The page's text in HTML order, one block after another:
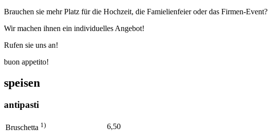
Brauchen sie mehr Platz für die Hochzeit, die Famielienfeier oder das Firmen-Event?
Wir machen ihnen ein individuelles Angebot!
Rufen sie uns an!
buon appetito!
speisen
antipasti
Bruschetta 1)
6,50